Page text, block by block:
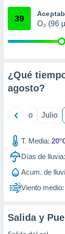
mediante
publicidad
1199
39
O₃ (96
¿Qué
agosto?
Junio Julio
T. Media:
Días de lluvia:
Acum. de
Viento medio:
Salida y